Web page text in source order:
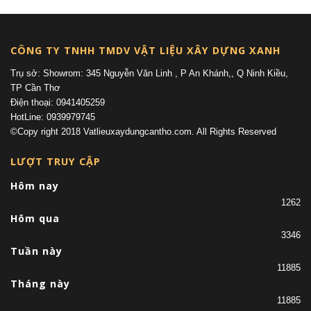
CÔNG TY TNHH TMDV VẬT LIỆU XÂY DỰNG XANH
Trụ sở: Showrom: 345 Nguyễn Văn Linh , P An Khánh,, Q Ninh Kiều,
TP Cần Thơ
Điện thoại: 0941405259
HotLine: 0939979745
©Copy right 2018 Vatlieuxaydungcantho.com. All Rights Reserved
LƯỢT TRUY CẬP
Hôm nay
1262
Hôm qua
3346
Tuần này
11885
Tháng này
11885